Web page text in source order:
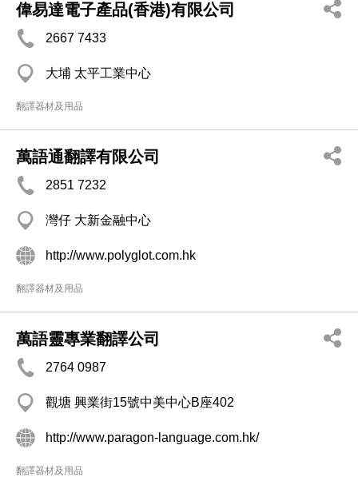
偉易達電子產品(香港)有限公司
2667 7433
大埔 太平工業中心
翻譯器材及用品
萬語通翻譯有限公司
2851 7232
灣仔 大新金融中心
http://www.polyglot.com.hk
翻譯器材及用品
萬語靈專業翻譯公司
2764 0987
觀塘 興業街15號中美中心B座402
http://www.paragon-language.com.hk/
翻譯器材及用品